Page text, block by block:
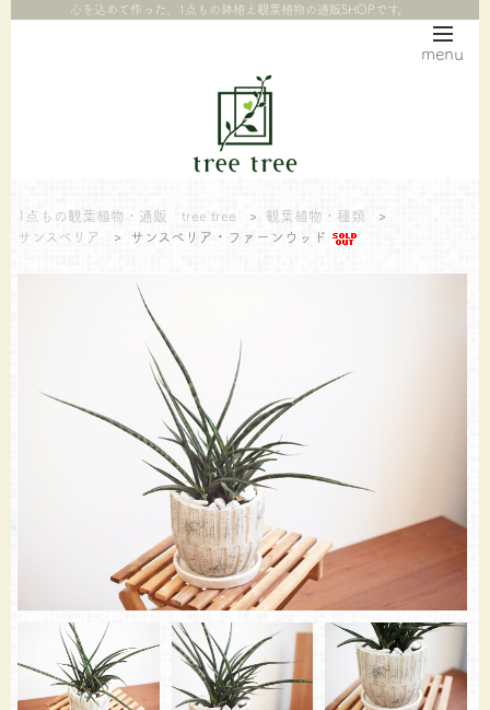
menu
心を込めて作った、1点もの鉢植え観葉植物の通販SHOPです。
1点もの観葉植物・通販 tree tree > 観葉植物・種類
>
サンスベリア
> サンスベリア・ファーンウッド